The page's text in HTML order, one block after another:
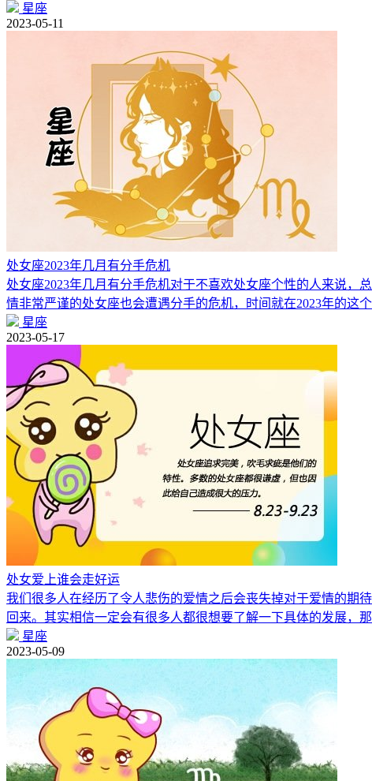
星座
2023-05-11
处女座2023年几月有分手危机
处女座2023年几月有分手危机对于不喜欢处女座个性的人来说
情非常严谨的处女座也会遭遇分手的危机，时间就在2023年的这
星座
2023-05-17
处女爱上谁会走好运
我们很多人在经历了令人悲伤的爱情之后会丧失掉对于爱情的期
回来。其实相信一定会有很多人都很想要了解一下具体的发展，
星座
2023-05-09